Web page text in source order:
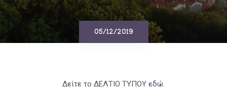
05/12/2019
Δείτε το ΔΕΛΤΙΟ ΤΥΠΟΥ εδώ.